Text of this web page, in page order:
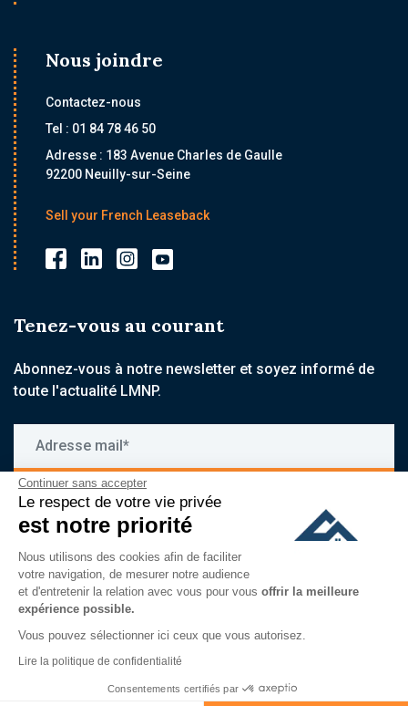
Continuer sans accepter
Le respect de votre vie privée
est notre priorité
Nous utilisons des cookies afin de faciliter
votre navigation, de mesurer notre audience
et d'entretenir la relation avec vous pour vous offrir la meilleure
expérience possible.
Vous pouvez sélectionner ici ceux que vous autorisez.
Lire la politique de confidentialité
Consentements certifiés par
Nous joindre
Contactez-nous
Tel : 01 84 78 46 50
Adresse : 183 Avenue Charles de Gaulle
92200 Neuilly-sur-Seine
Sell your French Leaseback
Tenez-vous au courant
Abonnez-vous à notre newsletter et soyez informé de
toute l'actualité LMNP.
En vous inscrivant à notre newsletter, vous acceptez de recevoir
connaissance de notre
politique de confidentialité